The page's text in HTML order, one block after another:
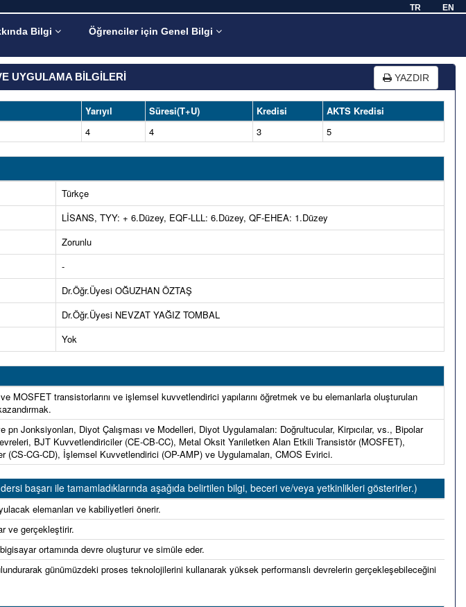
TR EN
Bilgi Öğrenciler için Genel Bilgi
YAZDIR
UYGULAMA BİLGİLERİ
Yarıyıl Süresi(T+U) Kredisi
AKTS Kredisi
4 4 3 5
Türkçe
LİSANS, TYY: + 6.Düzey, EQF-LLL: 6.Düzey, QF-EHEA: 1.Düzey
Zorunlu
-
Dr.Öğr.Üyesi OĞUZHAN ÖZTAŞ
Dr.Öğr.Üyesi NEVZAT YAĞIZ TOMBAL
Yok
MOSFET transistorlarını ve işlemsel kuvvetlendirici yapılarını öğretmek ve bu elemanlarla oluşturulan
Jonksiyonları, Diyot Çalışması ve Modelleri, Diyot Uygulamaları: Doğrultucular, Kirpıcılar, vs., Bipolar
BJT Kuvvetlendiriciler (CE-CB-CC), Metal Oksit Yarıiletken Alan Etkili Transistör (MOSFET),
(CS-CG-CD), İşlemsel Kuvvetlendirici (OP-AMP) ve Uygulamaları, CMOS Evirici.
başarı ile tamamladıklarında aşağıda belirtilen bilgi, beceri ve/veya yetkinlikleri gösterirler.)
elemanları ve kabiliyetleri önerir.
ve gerçekleştirir.
ortamında devre oluşturur ve simüle eder.
günümüzdeki proses teknolojilerini kullanarak yüksek performanslı devrelerin gerçekleşebileceğini